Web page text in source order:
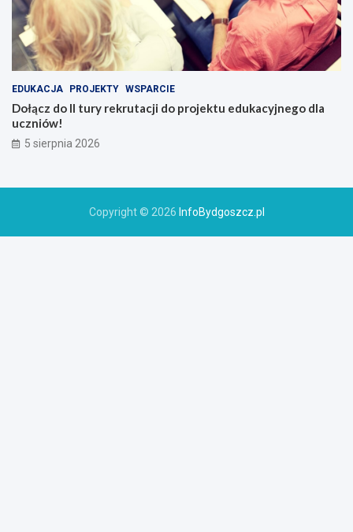
EDUKACJA PROJEKTY WSPARCIE
Dołącz do II tury rekrutacji do projektu edukacyjnego dla
uczniów!
5 sierpnia 2026
Copyright © 2026 InfoBydgoszcz.pl